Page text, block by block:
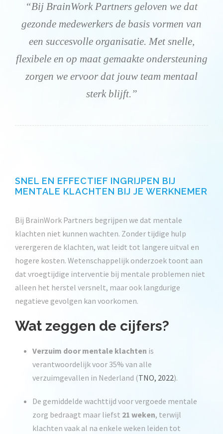
“Bij BrainWork Partners geloven we dat
gezonde medewerkers de basis vormen van
een succesvolle organisatie. Met snelle,
flexibele en op maat gemaakte ondersteuning
zorgen we ervoor dat jouw team mentaal
sterk blijft.”
SNEL EN EFFECTIEF INGRIJPEN BIJ
MENTALE KLACHTEN BIJ JE WERKNEMER
Bij BrainWork Partners begrijpen we dat mentale
klachten niet kunnen wachten. Zonder tijdige hulp
verergeren de klachten, wat leidt tot langere uitval en
hogere kosten. Wetenschappelijk onderzoek toont aan
dat vroegtijdige interventie bij mentale problemen niet
alleen het herstel versnelt, maar ook langdurige
negatieve gevolgen kan voorkomen.
Wat zeggen de cijfers?
Verzuim door mentale klachten is
verantwoordelijk voor 35% van alle
verzuimgevallen in Nederland (TNO, 2022).
De gemiddelde wachttijd voor vergoede mentale
zorg bedraagt maar liefst 21 weken, terwijl
klachten vaak al na enkele weken leiden tot